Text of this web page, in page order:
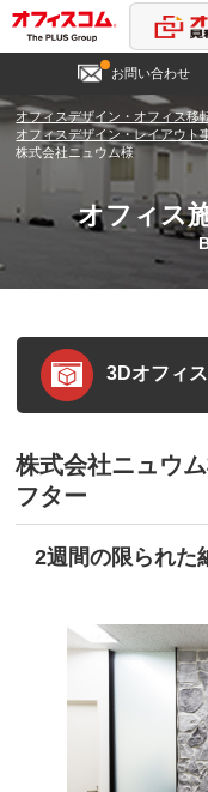
お問い合わせ
オフィスデザイン・オフィス移
オフィスデザイン・レイアウト
株式会社ニュウム様
オフィス
3Dオフィ
株式会社ニュウ
フター
2週間の限られた